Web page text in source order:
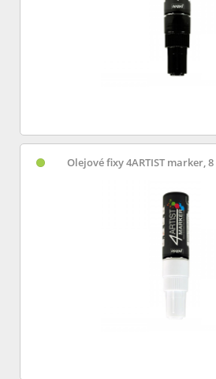
Olejové fixy 4ARTIST marker,